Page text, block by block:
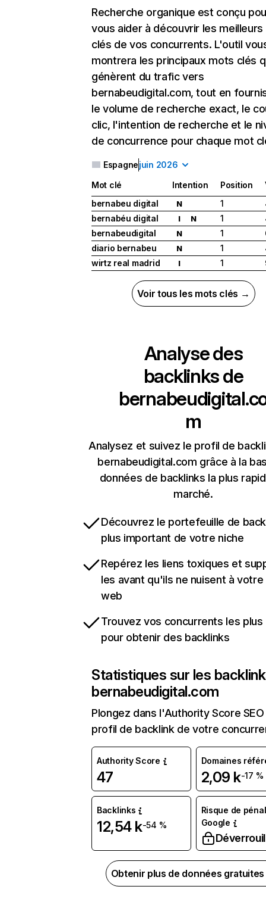
Recherche organique est conçu
vous aider à découvrir les
clés de vos concurrents. L'outil
montrera les principaux mots clés
génèrent du trafic vers
bernabeudigital.com, tout en
le volume de recherche exact, le
clic, l'intention de recherche et le
de concurrence pour chaque mot
Espagnejuin 2026
Mot clé Intention Position
bernabeu digital
N 1
bernabéu digital
I N 1
bernabeudigital
N 1
diario bernabeu
N 1
wirtz real madrid
I 1
Voir tous les mots clés →
Analyse des
backlinks de
m
Analysez et suivez le profil de
bernabeudigital.com grâce à la
données de backlinks la plus
marché.
Découvrez le portefeuille de
plus important de votre niche
Repérez les liens toxiques et
les avant qu'ils ne nuisent à
web
Trouvez vos concurrents les
pour obtenir des backlinks
Statistiques sur les
bernabeudigital.com
Plongez dans l'Authority Score
profil de backlink de votre
Authority Score
47
Domaines
2,09 k-17 %
Backlinks
12,54 k-54 %
Risque de
Google
Obtenir plus de données